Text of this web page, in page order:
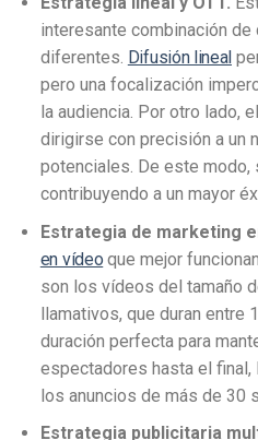
interesante combinación
diferentes. Difusión lineal
pero una focalización
la audiencia. Por otro lado,
dirigirse con precisión a un
potenciales. De este modo,
contribuyendo a un mayor
Estrategia de marketing
en vídeo que mejor
son los vídeos del tamaño
llamativos, que duran entre
duración perfecta para
espectadores hasta el final,
los anuncios de más de 30
Estrategia publicitaria